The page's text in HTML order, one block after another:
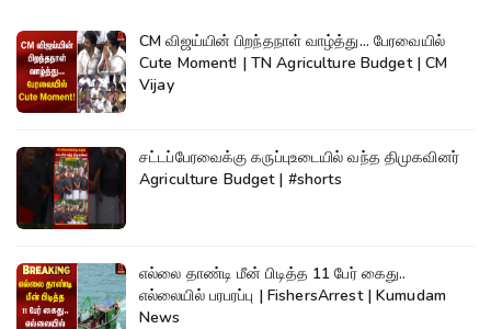
CM விஜய்யின் பிறந்தநாள் வாழ்த்து... பேரவையில்
Cute Moment! | TN Agriculture Budget | CM
Vijay
சட்டப்பேரவைக்கு கருப்புஉடையில் வந்த திமுகவினர்
Agriculture Budget | #shorts
எல்லை தாண்டி மீன் பிடித்த 11 பேர் கைது..
எல்லையில் பரபரப்பு | FishersArrest | Kumudam
News